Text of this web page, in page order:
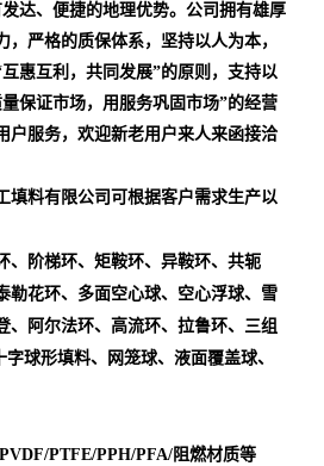
达、便捷的地理优势。公司拥有雄厚
，严格的质保体系，坚持以人为本，
惠互利，共同发展”的原则，支持以
保证市场，用服务巩固市场”的经营
户服务，欢迎新老用户来人来函接洽
填料有限公司可根据客户需求生产以
、阶梯环、矩鞍环、异鞍环、共轭
勒花环、多面空心球、空心浮球、雪
、阿尔法环、高流环、拉鲁环、三组
球形填料、网笼球、液面覆盖球、
PTFE/PPH/PFA/阻燃材质等